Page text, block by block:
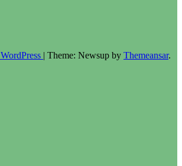
| Theme: Newsup by Themeansar.